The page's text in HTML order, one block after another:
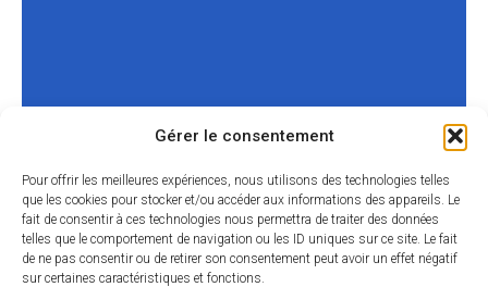
Gérer le consentement
Pour offrir les meilleures expériences, nous utilisons des technologies telles
que les cookies pour stocker et/ou accéder aux informations des appareils. Le
fait de consentir à ces technologies nous permettra de traiter des données
telles que le comportement de navigation ou les ID uniques sur ce site. Le fait
de ne pas consentir ou de retirer son consentement peut avoir un effet négatif
sur certaines caractéristiques et fonctions.